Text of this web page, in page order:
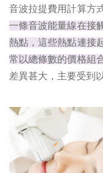
音波拉提費用計算方
一條音波能量線在接
熱點，這些熱點連接
常以總條數的價格組
差異甚大，主要受到